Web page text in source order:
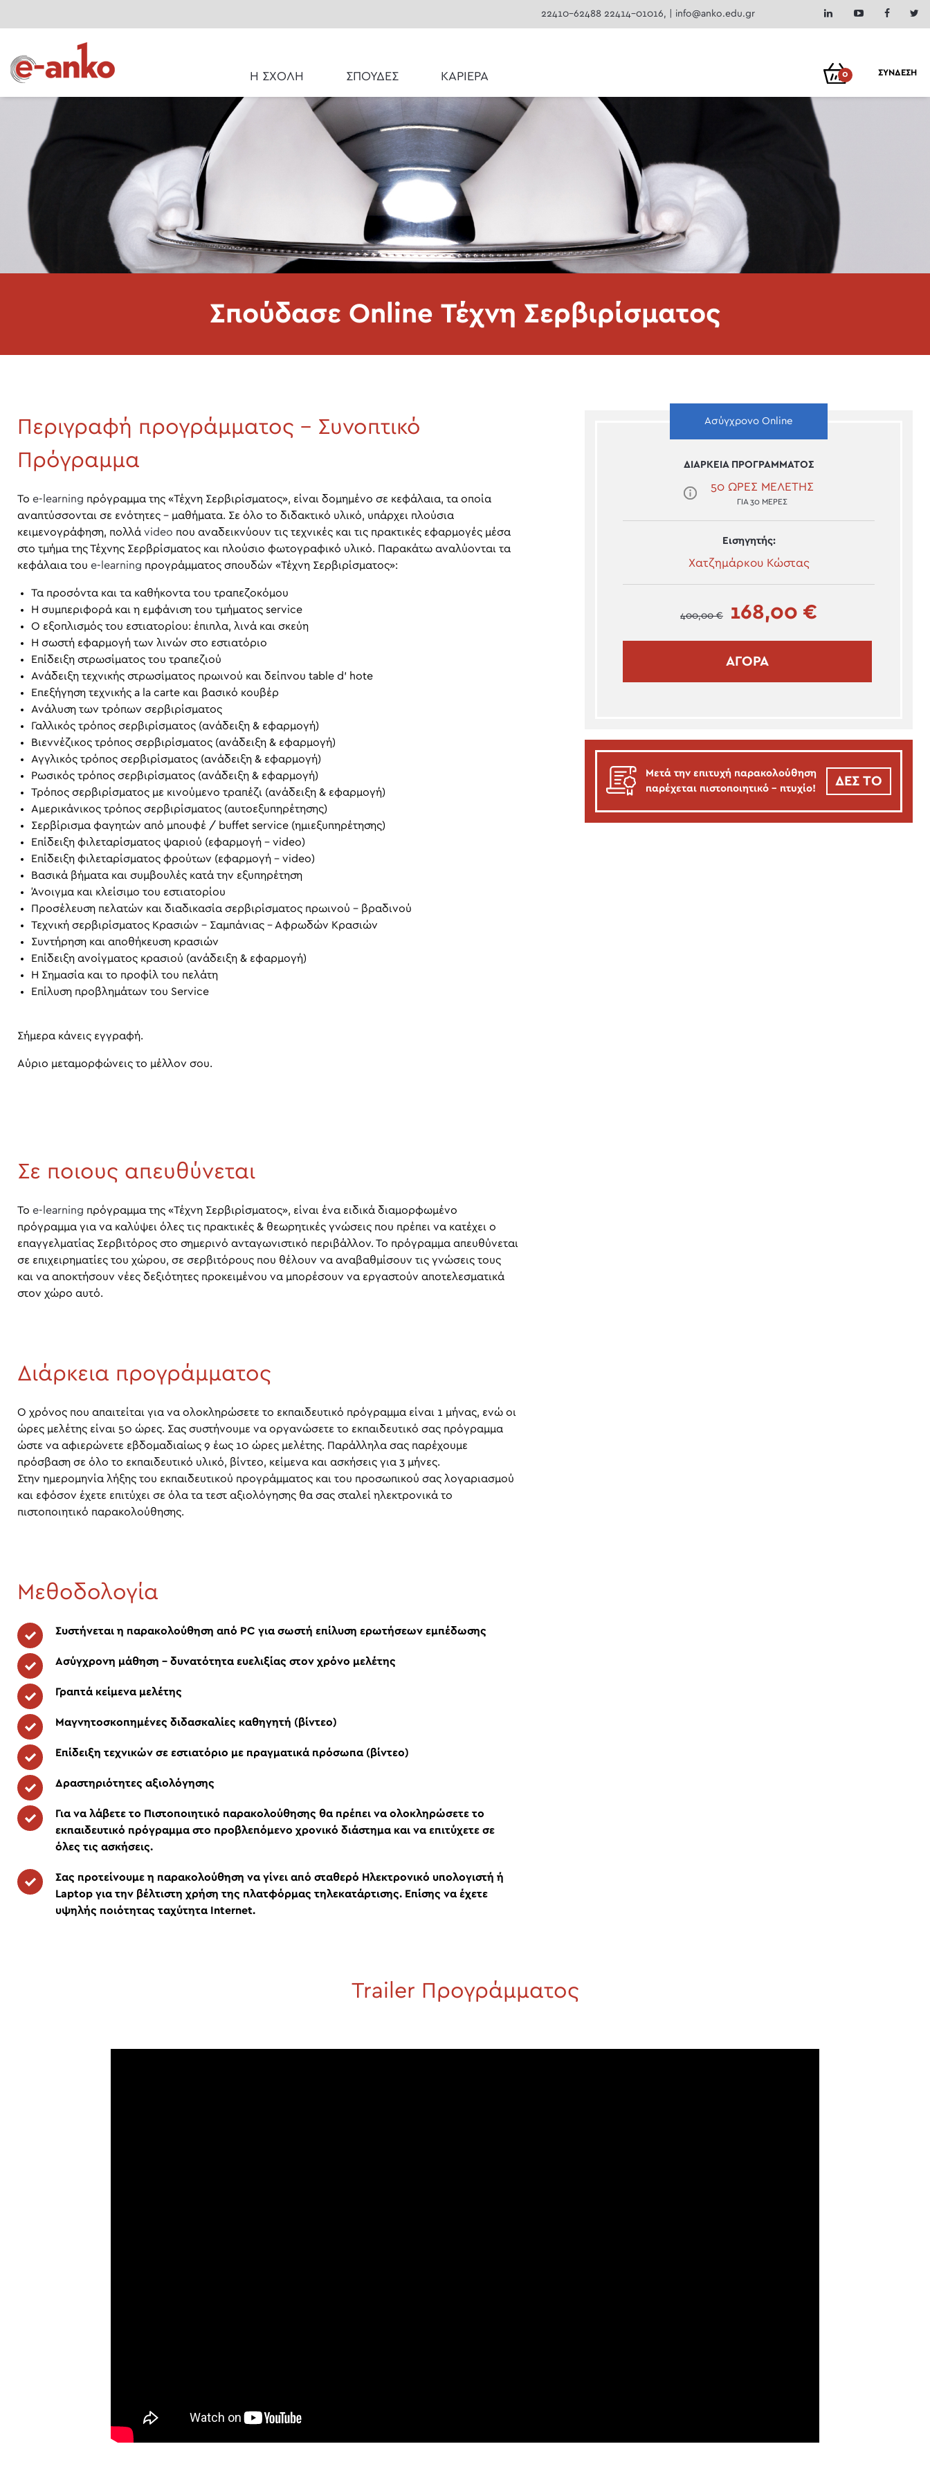
22410-62488 22414-01016, | info@anko.edu.gr
Η ΣΧΟΛΗ ΣΠΟΥΔΕΣ ΚΑΡΙΕΡΑ 0 ΣΥΝΔΕΣΗ
Σπούδασε Online Τέχνη Σερβιρίσματος
Περιγραφή προγράμματος – Συνοπτικό
Πρόγραμμα
Το e- learning πρόγραμμα της «Τέχνη Σερβιρίσματος», είναι δομημένο σε κεφάλαια, τα οποία
αναπτύσσονται σε ενότητες – μαθήματα. Σε όλο το διδακτικό υλικό, υπάρχει πλούσια
κειμενογράφηση, πολλά video που αναδεικνύουν τις τεχνικές και τις πρακτικές εφαρμογές μέσα
στο τμήμα της Τέχνης Σερβρίσματος και πλούσιο φωτογραφικό υλικό. Παρακάτω αναλύονται τα
κεφάλαια του e- learning προγράμματος σπουδών «Τέχνη Σερβιρίσματος»:
Τα προσόντα και τα καθήκοντα του τραπεζοκόμου
Η συμπεριφορά και η εμφάνιση του τμήματος service
Ο εξοπλισμός του εστιατορίου: έπιπλα, λινά και σκεύη
Η σωστή εφαρμογή των λινών στο εστιατόριο
Επίδειξη στρωσίματος του τραπεζιού
Ανάδειξη τεχνικής στρωσίματος πρωινού και δείπνου table d’ hote
Επεξήγηση τεχνικής a la carte και βασικό κουβέρ
Ανάλυση των τρόπων σερβιρίσματος
Γαλλικός τρόπος σερβιρίσματος (ανάδειξη & εφαρμογή)
Βιεννέζικος τρόπος σερβιρίσματος (ανάδειξη & εφαρμογή)
Αγγλικός τρόπος σερβιρίσματος (ανάδειξη & εφαρμογή)
Ρωσικός τρόπος σερβιρίσματος (ανάδειξη & εφαρμογή)
Τρόπος σερβιρίσματος με κινούμενο τραπέζι (ανάδειξη & εφαρμογή)
Αμερικάνικος τρόπος σερβιρίσματος (αυτοεξυπηρέτησης)
Σερβίρισμα φαγητών από μπουφέ / buffet service (ημιεξυπηρέτησης)
Επίδειξη φιλεταρίσματος ψαριού (εφαρμογή - video)
Επίδειξη φιλεταρίσματος φρούτων (εφαρμογή - video)
Βασικά βήματα και συμβουλές κατά την εξυπηρέτηση
Άνοιγμα και κλείσιμο του εστιατορίου
Προσέλευση πελατών και διαδικασία σερβιρίσματος πρωινού – βραδινού
Τεχνική σερβιρίσματος Κρασιών – Σαμπάνιας – Αφρωδών Κρασιών
Συντήρηση και αποθήκευση κρασιών
Επίδειξη ανοίγματος κρασιού (ανάδειξη & εφαρμογή)
Η Σημασία και το προφίλ του πελάτη
Επίλυση προβλημάτων του Service
Σήμερα κάνεις εγγραφή.
Αύριο μεταμορφώνεις το μέλλον σου.
Σε ποιους απευθύνεται
Το e- learning πρόγραμμα της «Τέχνη Σερβιρίσματος», είναι ένα ειδικά διαμορφωμένο
πρόγραμμα για να καλύψει όλες τις πρακτικές & θεωρητικές γνώσεις που πρέπει να κατέχει ο
επαγγελματίας Σερβιτόρος στο σημερινό ανταγωνιστικό περιβάλλον. Το πρόγραμμα απευθύνεται
σε επιχειρηματίες του χώρου, σε σερβιτόρους που θέλουν να αναβαθμίσουν τις γνώσεις τους
και να αποκτήσουν νέες δεξιότητες προκειμένου να μπορέσουν να εργαστούν αποτελεσματικά
στον χώρο αυτό.
Διάρκεια προγράμματος
Ο χρόνος που απαιτείται για να ολοκληρώσετε το εκπαιδευτικό πρόγραμμα είναι 1 μήνας, ενώ οι
ώρες μελέτης είναι 50 ώρες. Σας συστήνουμε να οργανώσετε το εκπαιδευτικό σας πρόγραμμα
ώστε να αφιερώνετε εβδομαδιαίως 9 έως 10 ώρες μελέτης. Παράλληλα σας παρέχουμε
πρόσβαση σε όλο το εκπαιδευτικό υλικό, βίντεο, κείμενα και ασκήσεις για 3 μήνες.
Στην ημερομηνία λήξης του εκπαιδευτικού προγράμματος και του προσωπικού σας λογαριασμού
και εφόσον έχετε επιτύχει σε όλα τα τεστ αξιολόγησης θα σας σταλεί ηλεκτρονικά το
πιστοποιητικό παρακολούθησης.
Ασύγχρονο Online
ΔΙΑΡΚΕΙΑ ΠΡΟΓΡΑΜΜΑΤΟΣ
50 ΩΡΕΣ ΜΕΛΕΤΗΣ
ΓΙΑ 30 ΜΕΡΕΣ
Εισηγητής:
Χατζημάρκου Κώστας
400,00 € 168,00 €
ΑΓΟΡΑ
Μετά την επιτυχή παρακολούθηση
παρέχεται πιστοποιητικό - πτυχίο!
ΔΕΣ ΤΟ
Μεθοδολογία
Συστήνεται η παρακολούθηση από PC για σωστή επίλυση ερωτήσεων εμπέδωσης
Ασύγχρονη μάθηση – δυνατότητα ευελιξίας στον χρόνο μελέτης
Γραπτά κείμενα μελέτης
Μαγνητοσκοπημένες διδασκαλίες καθηγητή (βίντεο)
Επίδειξη τεχνικών σε εστιατόριο με πραγματικά πρόσωπα (βίντεο)
Δραστηριότητες αξιολόγησης
Για να λάβετε το Πιστοποιητικό παρακολούθησης θα πρέπει να ολοκληρώσετε το
εκπαιδευτικό πρόγραμμα στο προβλεπόμενο χρονικό διάστημα και να επιτύχετε σε
όλες τις ασκήσεις.
Σας προτείνουμε η παρακολούθηση να γίνει από σταθερό Ηλεκτρονικό υπολογιστή ή
Laptop για την βέλτιστη χρήση της πλατφόρμας τηλεκατάρτισης. Επίσης να έχετε
υψηλής ποιότητας ταχύτητα Internet.
Trailer Προγράμματος